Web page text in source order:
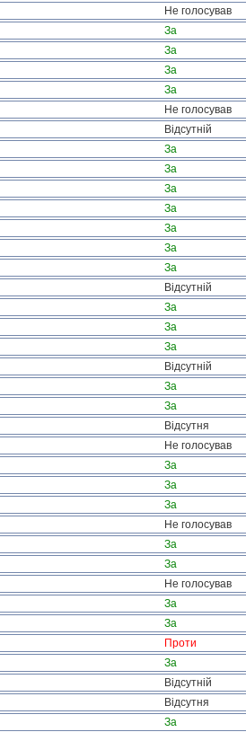
Не голосував
За
За
За
За
Не голосував
Відсутній
За
За
За
За
За
За
За
Відсутній
За
За
За
Відсутній
За
За
Відсутня
Не голосував
За
За
За
Не голосував
За
За
Не голосував
За
За
Проти
За
Відсутній
Відсутня
За